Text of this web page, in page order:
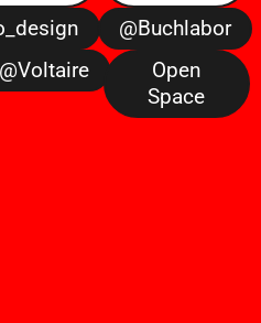
@buchlabor
@voltaire
Open
Space